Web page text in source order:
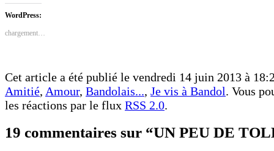
Facebook(ouvre
dans
une
fenêtre)
WordPress:
chargement…
Cet article a été publié le vendredi 14 juin 2013 à
Amitié, Amour, Bandolais..., Je vis à Bandol. Vous
les réactions par le flux RSS 2.0.
19 commentaires sur “UN PEU DE